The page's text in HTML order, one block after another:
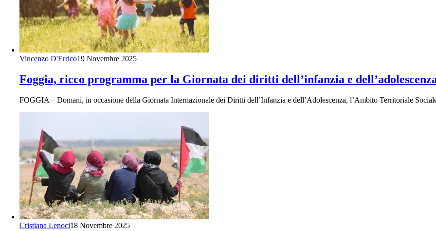
Vincenzo D'Errico19 Novembre 2025
Foggia, ricco programma per la Giornata dei diritti dell’infanzia e
FOGGIA – Domani, in occasione della Giornata Internazionale dei Diritti dell’Infanzia e dell’Adolescenza, l’Ambito Territoriale
Cristiana Lenoci18 Novembre 2025